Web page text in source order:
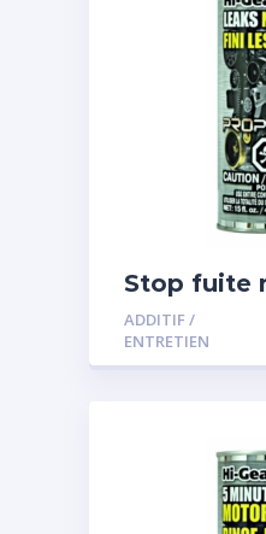
Stop fuite
ADDITIF /
ENTRETIEN